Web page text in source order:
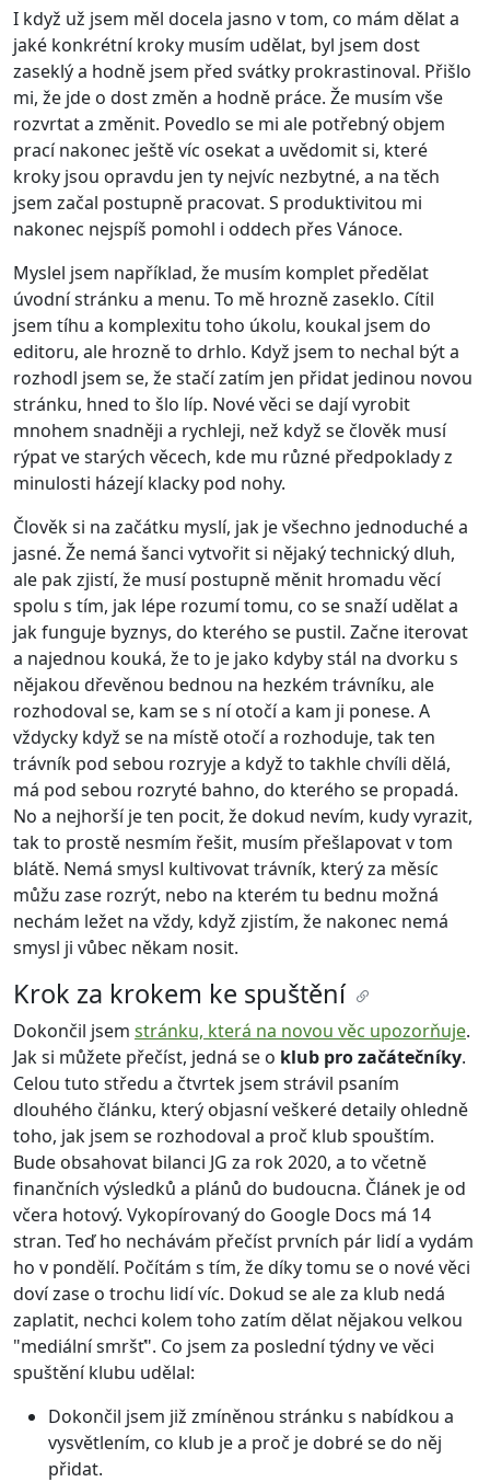
I když už jsem měl docela jasno v tom, co mám dělat a
jaké konkrétní kroky musím udělat, byl jsem dost
zaseklý a hodně jsem před svátky prokrastinoval. Přišlo
mi, že jde o dost změn a hodně práce. Že musím vše
rozvrtat a změnit. Povedlo se mi ale potřebný objem
prací nakonec ještě víc osekat a uvědomit si, které
kroky jsou opravdu jen ty nejvíc nezbytné, a na těch
jsem začal postupně pracovat. S produktivitou mi
nakonec nejspíš pomohl i oddech přes Vánoce.
Myslel jsem například, že musím komplet předělat
úvodní stránku a menu. To mě hrozně zaseklo. Cítil
jsem tíhu a komplexitu toho úkolu, koukal jsem do
editoru, ale hrozně to drhlo. Když jsem to nechal být a
rozhodl jsem se, že stačí zatím jen přidat jedinou novou
stránku, hned to šlo líp. Nové věci se dají vyrobit
mnohem snadněji a rychleji, než když se člověk musí
rýpat ve starých věcech, kde mu různé předpoklady z
minulosti házejí klacky pod nohy.
Člověk si na začátku myslí, jak je všechno jednoduché a
jasné. Že nemá šanci vytvořit si nějaký technický dluh,
ale pak zjistí, že musí postupně měnit hromadu věcí
spolu s tím, jak lépe rozumí tomu, co se snaží udělat a
jak funguje byznys, do kterého se pustil. Začne iterovat
a najednou kouká, že to je jako kdyby stál na dvorku s
nějakou dřevěnou bednou na hezkém trávníku, ale
rozhodoval se, kam se s ní otočí a kam ji ponese. A
vždycky když se na místě otočí a rozhoduje, tak ten
trávník pod sebou rozryje a když to takhle chvíli dělá,
má pod sebou rozryté bahno, do kterého se propadá.
No a nejhorší je ten pocit, že dokud nevím, kudy vyrazit,
tak to prostě nesmím řešit, musím přešlapovat v tom
blátě. Nemá smysl kultivovat trávník, který za měsíc
můžu zase rozrýt, nebo na kterém tu bednu možná
nechám ležet na vždy, když zjistím, že nakonec nemá
smysl ji vůbec někam nosit.
Krok za krokem ke spuštění
Dokončil jsem stránku, která na novou věc upozorňuje.
Jak si můžete přečíst, jedná se o klub pro začátečníky.
Celou tuto středu a čtvrtek jsem strávil psaním
dlouhého článku, který objasní veškeré detaily ohledně
toho, jak jsem se rozhodoval a proč klub spouštím.
Bude obsahovat bilanci JG za rok 2020, a to včetně
finančních výsledků a plánů do budoucna. Článek je od
včera hotový. Vykopírovaný do Google Docs má 14
stran. Teď ho nechávám přečíst prvních pár lidí a vydám
ho v pondělí. Počítám s tím, že díky tomu se o nové věci
doví zase o trochu lidí víc. Dokud se ale za klub nedá
zaplatit, nechci kolem toho zatím dělat nějakou velkou
"mediální smršť". Co jsem za poslední týdny ve věci
spuštění klubu udělal:
Dokončil jsem již zmíněnou stránku s nabídkou a
vysvětlením, co klub je a proč je dobré se do něj
přidat.